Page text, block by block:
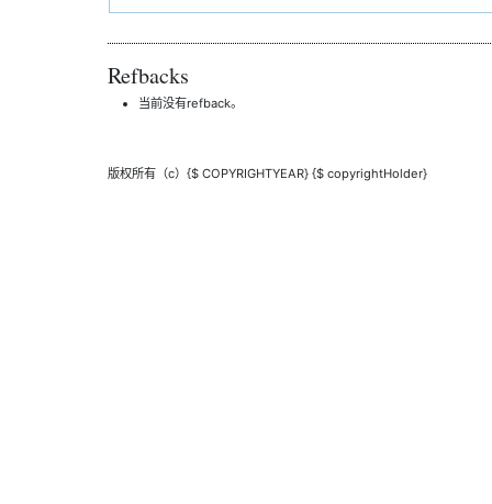
Refbacks
当前没有refback。
版权所有（c）{$ COPYRIGHTYEAR} {$ copyrightHolder}